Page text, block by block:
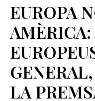
EUROPA
AMÈRICA:
LA